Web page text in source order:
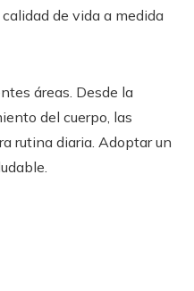
de vida a medida
áreas. Desde la
del cuerpo, las
rutina diaria. Adoptar un